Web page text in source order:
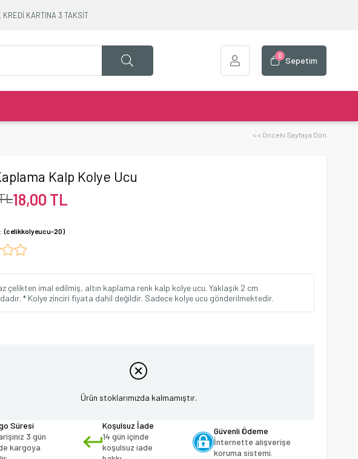
KARTINA 3 TAKSİT
Sepetim
0
< < Önceki Sayfaya Dön
Kalp Kolye Ucu
18,00 TL
(celikkolyeucu-20)
çelikten imal edilmiş, altın kaplama renk kalp kolye ucu. Yaklaşık 2 cm
* Kolye zinciri fiyata dahil değildir. Sadece kolye ucu gönderilmektedir.
Ürün stoklarımızda kalmamıştır.
Süresi
3 gün
kargoya
Koşulsuz İade
14 gün içinde
koşulsuz iade
Güvenli Ödeme
İnternette alışverişe
koruma sistemi.